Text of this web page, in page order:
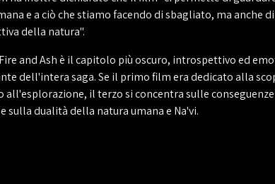
e a ciò che stiamo facendo di sbagliato, ma anche
della natura".
and Ash è il capitolo più oscuro, introspettivo ed
dell'intera saga. Se il primo film era dedicato alla
all'esplorazione, il terzo si concentra sulle
sulla dualità della natura umana e Na'vi.